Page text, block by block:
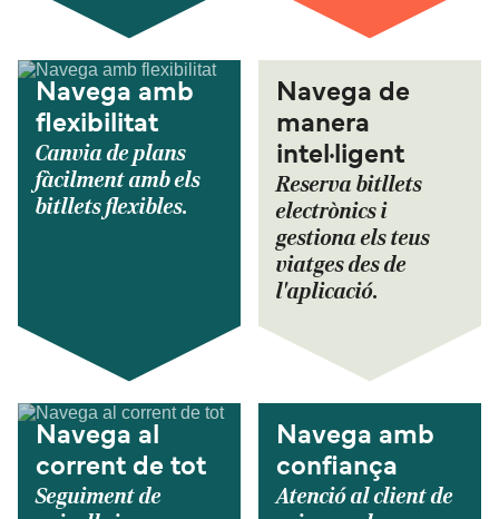
Navega amb
flexibilitat
Canvia de plans
fàcilment amb els
bitllets flexibles.
Navega de
manera
intel·ligent
Reserva bitllets
electrònics i
gestiona els teus
viatges des de
l'aplicació.
Navega al
corrent de tot
Seguiment de
Navega amb
confiança
Atenció al client de